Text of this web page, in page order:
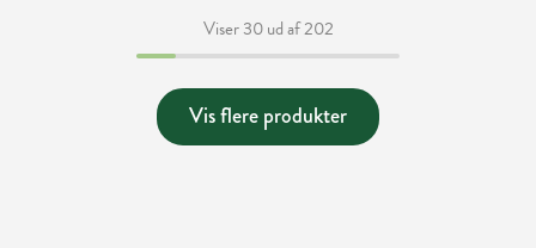
Viser 30 ud af 202
Vis flere produkter